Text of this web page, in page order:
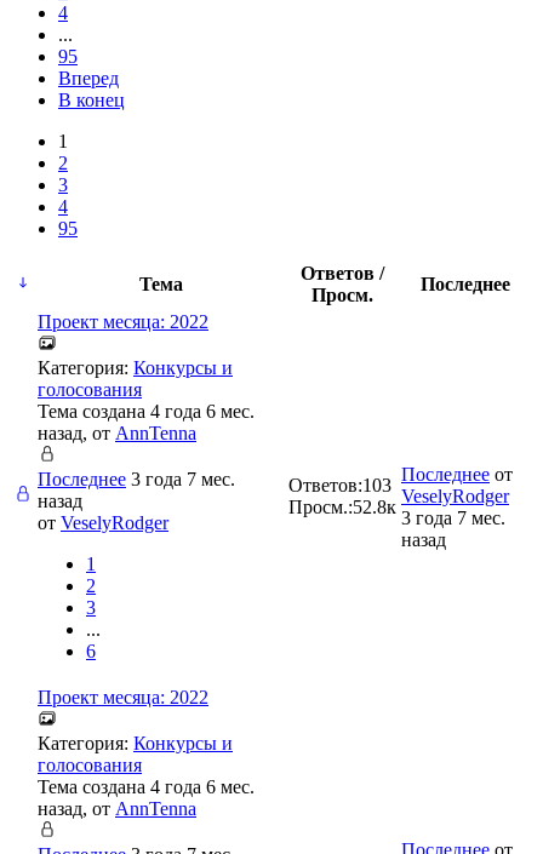
4
...
95
Вперед
В конец
1
2
3
4
95
Тема
Ответов /
Просм.
Последнее
Проект месяца: 2022
Категория: Конкурсы и
голосования
Тема создана 4 года 6 мес.
назад, от AnnTenna
Последнее 3 года 7 мес.
назад
от VeselyRodger
1
2
3
...
6
Ответов:103
Просм.:52.8к
Последнее от
VeselyRodger
3 года 7 мес.
назад
Проект месяца: 2022
Категория: Конкурсы и
голосования
Тема создана 4 года 6 мес.
назад, от AnnTenna
Последнее от